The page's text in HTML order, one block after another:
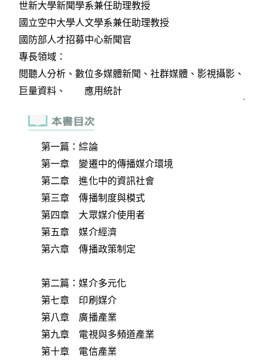
第一篇：綜論
第一章 變遷中的傳播媒介環境
第二章 進化中的資訊社會
第三章 傳播制度與模式
第四章 大眾媒介使用者
第五章 媒介經濟
第六章 傳播政策制定
第二篇：媒介多元化
第七章 印刷媒介
第八章 廣播產業
第九章 電視與多頻道產業
第十章 電信產業